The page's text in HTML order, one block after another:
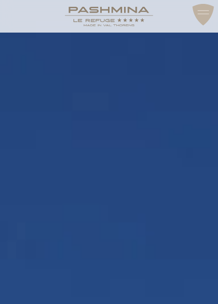
ACCÈS & CONTACT